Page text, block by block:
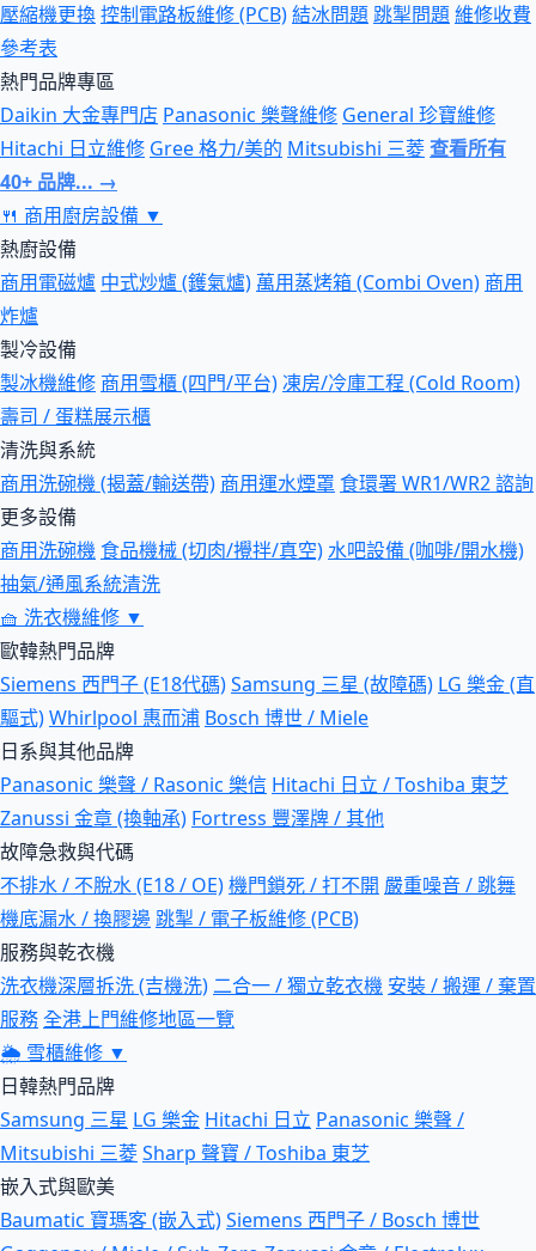
壓縮機更換控制電路板維修 (PCB)結冰問題跳掣問題維修收費
參考表
熱門品牌專區
Daikin 大金專門店 Panasonic 樂聲維修 General 珍寶維修
Hitachi 日立維修 Gree 格力/美的 Mitsubishi 三菱查看所有
40+ 品牌... →
🍴 商用廚房設備 ▼
熱廚設備
商用電磁爐 中式炒爐 (鑊氣爐) 萬用蒸烤箱 (Combi Oven) 商用
炸爐
製冷設備
製冰機維修 商用雪櫃 (四門/平台)凍房/冷庫工程 (Cold Room)
壽司 / 蛋糕展示櫃
清洗與系統
商用洗碗機 (揭蓋/輸送帶) 商用運水煙罩 食環署 WR1/WR2 諮詢
更多設備
商用洗碗機 食品機械 (切肉/攪拌/真空)水吧設備 (咖啡/開水機)
抽氣/通風系統清洗
🧺 洗衣機維修 ▼
歐韓熱門品牌
Siemens 西門子 (E18代碼)Samsung 三星 (故障碼) LG 樂金 (直
驅式)Whirlpool 惠而浦 Bosch 博世 / Miele
日系與其他品牌
Panasonic 樂聲 / Rasonic 樂信 Hitachi 日立 / Toshiba 東芝
Zanussi 金章 (換軸承) Fortress 豐澤牌 / 其他
故障急救與代碼
不排水 / 不脫水 (E18 / OE)機門鎖死 / 打不開 嚴重噪音 / 跳舞
機底漏水 / 換膠邊跳掣 / 電子板維修 (PCB)
服務與乾衣機
洗衣機深層拆洗 (吉機洗) 二合一 / 獨立乾衣機 安裝 / 搬運 / 棄置
服務全港上門維修地區一覽
🌦 雪櫃維修 ▼
日韓熱門品牌
Samsung 三星 LG 樂金 Hitachi 日立 Panasonic 樂聲 /
Mitsubishi 三菱Sharp 聲寶 / Toshiba 東芝
嵌入式與歐美
Baumatic 寶瑪客 (嵌入式)Siemens 西門子 / Bosch 博世